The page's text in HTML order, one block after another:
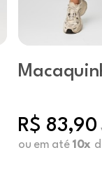
R$ 83,90
ou em até 10x